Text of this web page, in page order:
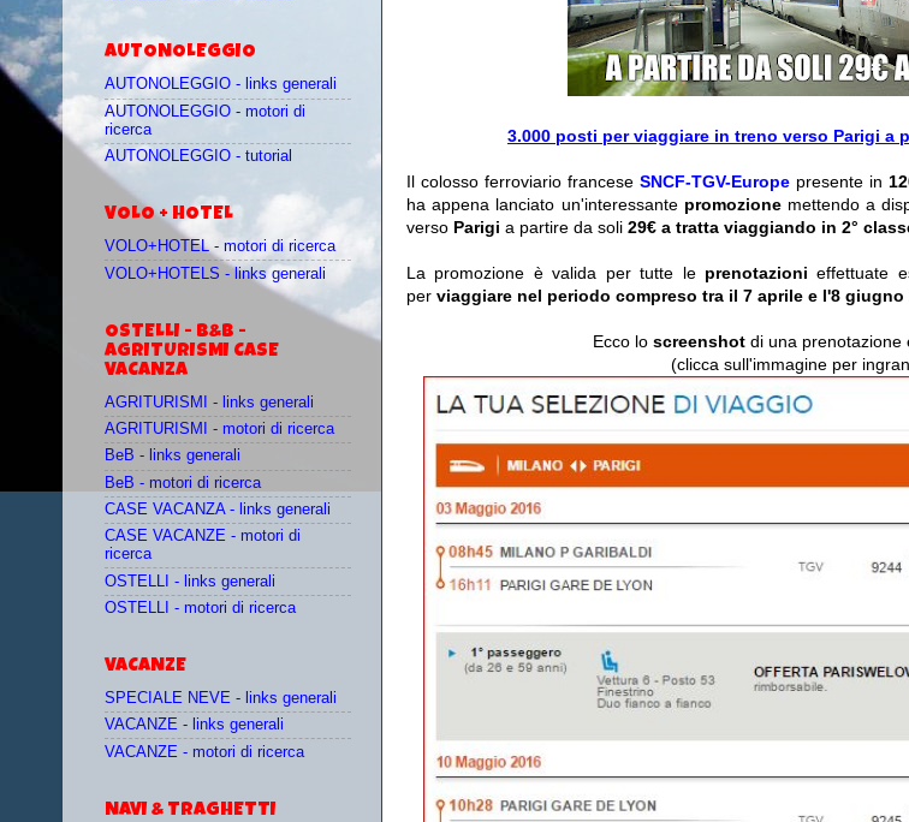
3.000 posti per viaggiare in treno verso Parigi a
Il colosso ferroviario francese SNCF-TGV-Europe presente in
ha appena lanciato un'interessante promozione mettendo a
verso Parigi a partire da soli 29€ a tratta viaggiando in 2°
La promozione è valida per tutte le prenotazionieffettuate
per viaggiare nel periodo compreso tra il 7 aprile e l'8 giugno
Ecco lo screenshot di una prenotazione
(clicca sull'immagine per
AUTONOLEGGIO
AUTONOLEGGIO - links generali
AUTONOLEGGIO - motori di
ricerca
AUTONOLEGGIO - tutorial
VOLO + HOTEL
VOLO+HOTEL - motori di ricerca
VOLO+HOTELS - links generali
OSTELLI - B&B -
AGRITURISMI CASE
VACANZA
AGRITURISMI - links generali
AGRITURISMI - motori di ricerca
BeB - links generali
BeB - motori di ricerca
CASE VACANZA - links generali
CASE VACANZE - motori di
ricerca
OSTELLI - links generali
OSTELLI - motori di ricerca
VACANZE
SPECIALE NEVE - links generali
VACANZE - links generali
VACANZE - motori di ricerca
NAVI & TRAGHETTI